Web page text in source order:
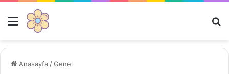
Menü
Anasayfa /Genel